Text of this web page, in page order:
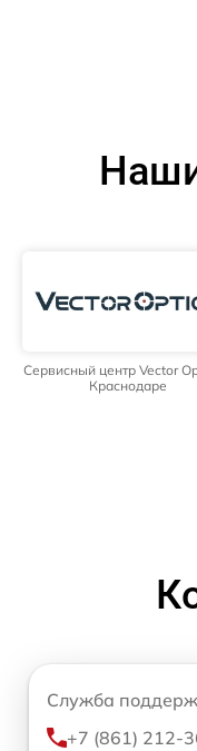
Сервисный центр Vector
Краснодаре
Служба
+7 (861) 212-